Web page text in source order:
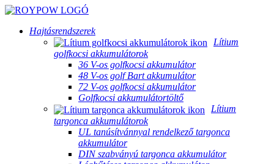
Hajtásrendszerek
Lítium
golfkocsi akkumulátorok
36 V-os golfkocsi akkumulátor
48 V-os golf Bart akkumulátor
72 V-os golfkocsi akkumulátor
Golfkocsi akkumulátortöltő
Lítium
targonca akkumulátorok
UL tanúsítvánnyal rendelkező targonca
akkumulátor
DIN szabványú targonca akkumulátor